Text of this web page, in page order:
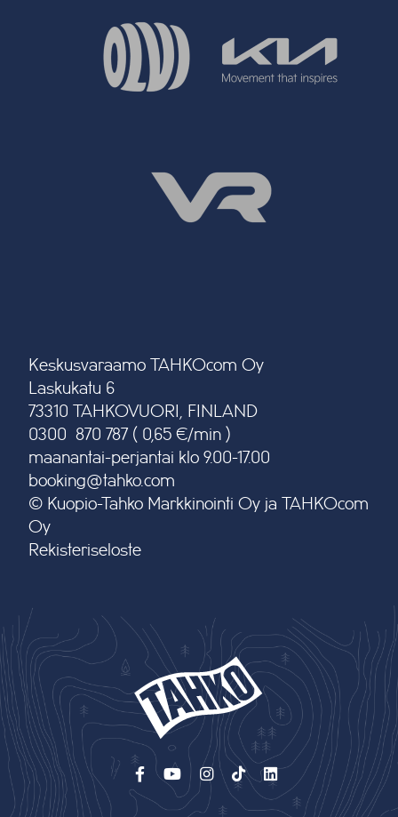
Keskusvaraamo TAHKOcom Oy
Laskukatu 6
73310 TAHKOVUORI, FINLAND
0300 870 787 ( 0,65 €/min )
maanantai-perjantai klo 9.00-17.00
booking@tahko.com
© Kuopio-Tahko Markkinointi Oy ja TAHKOcom
Oy
Rekisteriseloste